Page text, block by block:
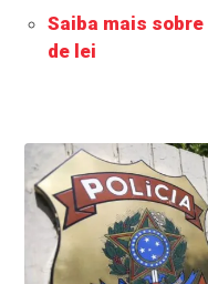
Saiba mais
de lei